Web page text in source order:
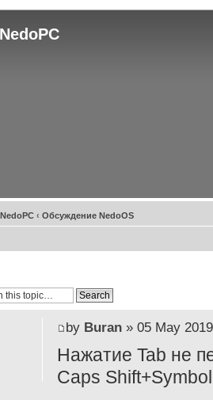
NedoPC
‹ Обсуждение NedoOS
by Buran» 05 May
Нажатие Tab не
Caps